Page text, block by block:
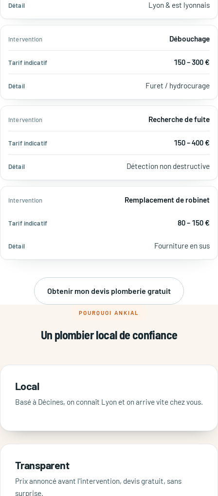
Lyon & est lyonnais
Débouchage
150 – 300 €
Furet / hydrocurage
Recherche de fuite
150 – 400 €
Détection non destructive
Remplacement de robinet
80 – 150 €
Fourniture en sus
Obtenir mon devis plomberie gratuit
POURQUOI ANKIAL
Un plombier local de confiance
Local
Basé à Décines, on connaît Lyon et on arrive vite chez vous.
Transparent
Prix annoncé avant l'intervention, devis gratuit, sans
surprise.